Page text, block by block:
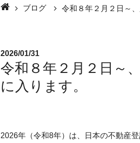
ブログ 令和８年２月２日～
2026/01/31
令和８年２月２日～
に入ります。
2026年（令和8年）は、日本の不動産